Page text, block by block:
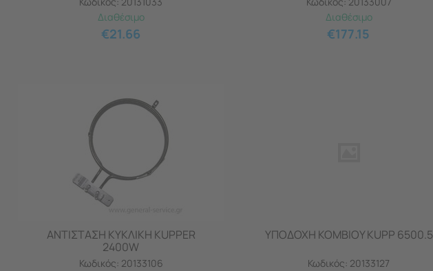
Διαθέσιμο
€21.66
Διαθέσιμο
€177.15
ΑΝΤΙΣΤΑΣΗ ΚΥΚΛΙΚΗ KUPPER
2400W
Κωδικός: 20133106
ΥΠΟΔΟΧΗ ΚΟΜΒIOY KUPP 6500.5
Κωδικός: 20133127